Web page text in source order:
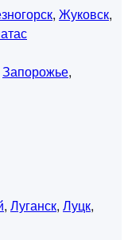
, Жуковск,
Запорожье,
, Луганск, Луцк,